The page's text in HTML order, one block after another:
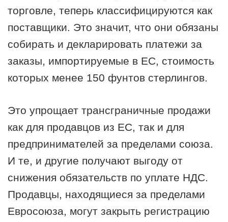
торговле, теперь классифицируются как
поставщики. Это значит, что они обязаны
собирать и декларировать платежи за
заказы, импортируемые в ЕС, стоимость
которых менее 150 фунтов стерлингов.
Это упрощает трансграничные продажи
как для продавцов из ЕС, так и для
предпринимателей за пределами союза.
И те, и другие получают выгоду от
снижения обязательств по уплате НДС.
Продавцы, находящиеся за пределами
Евросоюза, могут закрыть регистрацию